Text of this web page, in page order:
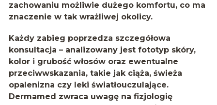
zachowaniu możliwie dużego komfortu, co ma
znaczenie w tak wrażliwej okolicy.
Każdy zabieg poprzedza szczegółowa
konsultacja – analizowany jest fototyp skóry,
kolor i grubość włosów oraz ewentualne
przeciwwskazania, takie jak ciąża, świeża
opalenizna czy leki światłouczulające.
Dermamed zwraca uwagę na fizjologię